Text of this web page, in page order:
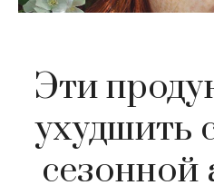
Эти
ухудшить
сезонной